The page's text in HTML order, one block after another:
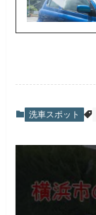
洗車スポット